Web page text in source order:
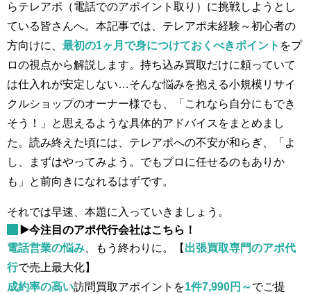
らテレアポ（電話でのアポイント取り）に挑戦しようとし
ている皆さんへ。本記事では、テレアポ未経験～初心者の
方向けに、 最初の1ヶ月で身につけておくべきポイント をプ
ロの視点から解説します。持ち込み買取だけに頼っていて
は仕入れが安定しない…そんな悩みを抱える小規模リサイ
クルショップのオーナー様でも、「これなら自分にもでき
そう！」と思えるような具体的アドバイスをまとめまし
た。読み終えた頃には、テレアポへの不安が和らぎ、「よ
し、まずはやってみよう。でもプロに任せるのもありか
も」と前向きになれるはずです。
それでは早速、本題に入っていきましょう。
▶️今注目のアポ代行会社はこちら！
電話営業の悩み 、もう終わりに。【 出張買取専門のアポ代
行で売上最大化】
成約率の高い訪問買取アポイントを1件7,990円～でご提